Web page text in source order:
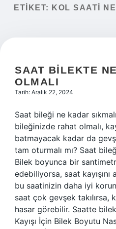
Yasal Uyarı
ETIKET: KOL SAATI
SAAT BILEKTE
OLMALI
Tarih: Aralık 22, 2024
Saat bileği ne kadar
bileğinizde rahat olmalı,
batmayacak kadar da
tam oturmalı mı? Saat
Bilek boyunca bir
edebiliyorsa, saat kayışını
bu saatinizin daha iyi
saat çok gevşek takılırsa,
hasar görebilir. Saatte bilek
Kayışı İçin Bilek Boyutu